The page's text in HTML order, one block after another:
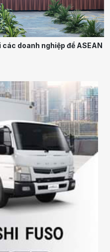
doanh nghiệp để ASEAN